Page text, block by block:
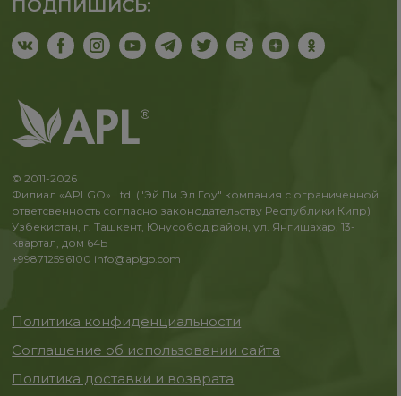
ПОДПИШИСЬ:
© 2011-2026
Филиал «APLGO» Ltd. ("Эй Пи Эл Гоу" компания с ограниченной
ответсвенность согласно законодательству Республики Кипр)
Узбекистан, г. Ташкент, Юнусобод район, ул. Янгишахар, 13-
квартал, дом 64Б
+998712596100 info@aplgo.com
Политика конфиденциальности
Соглашение об использовании сайта
Политика доставки и возврата